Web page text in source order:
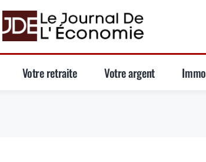
Votre retraite Votre argent Immo